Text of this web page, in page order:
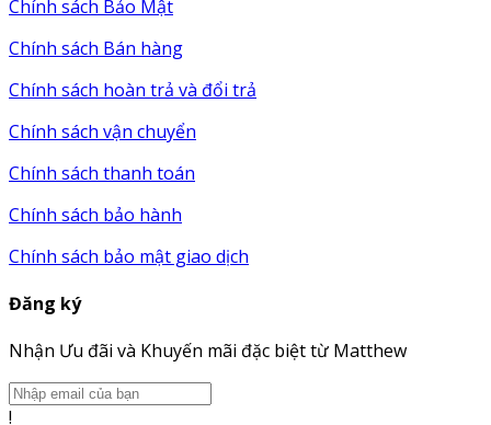
Chính sách Bảo Mật
Chính sách Bán hàng
Chính sách hoàn trả và đổi trả
Chính sách vận chuyển
Chính sách thanh toán
Chính sách bảo hành
Chính sách bảo mật giao dịch
Đăng ký
Nhận Ưu đãi và Khuyến mãi đặc biệt từ Matthew
!